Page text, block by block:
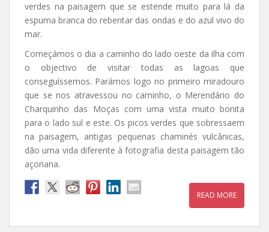
verdes na paisagem que se estende muito para lá da
espuma branca do rebentar das ondas e do azul vivo do
mar.
Começámos o dia a caminho do lado oeste da ilha com
o objectivo de visitar todas as lagoas que
conseguíssemos. Parámos logo no primeiro miradouro
que se nos atravessou no caminho, o Merendário do
Charquinho das Moças com uma vista muito bonita
para o lado sul e este. Os picos verdes que sobressaem
na paisagem, antigas pequenas chaminés vulcânicas,
dão uma vida diferente à fotografia desta paisagem tão
açoriana.
READ MORE